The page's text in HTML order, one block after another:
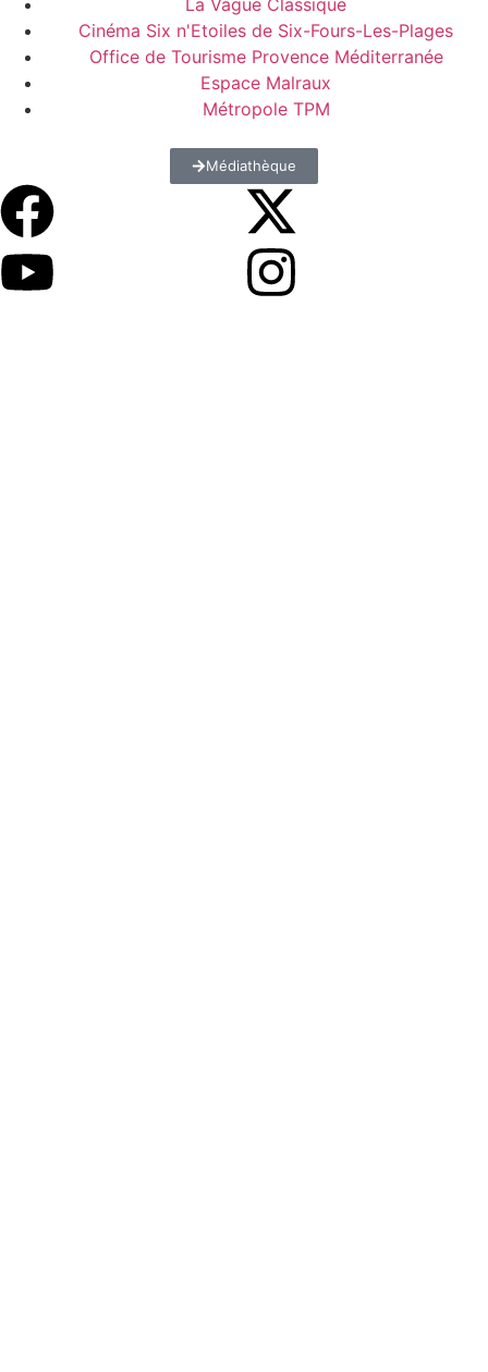
La Vague Classique
Cinéma Six n'Etoiles de Six-Fours-Les-Plages
Office de Tourisme Provence Méditerranée
Espace Malraux
Métropole TPM
Médiathèque